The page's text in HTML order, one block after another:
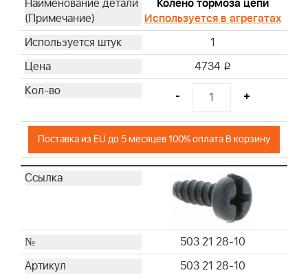
Колено тормоза цепи
Используется в агрегатах
1
4734 i
- +
Поставка из EU до 5 месяцев 100% оплата В корзину
503 21 28-10
503 21 28-10